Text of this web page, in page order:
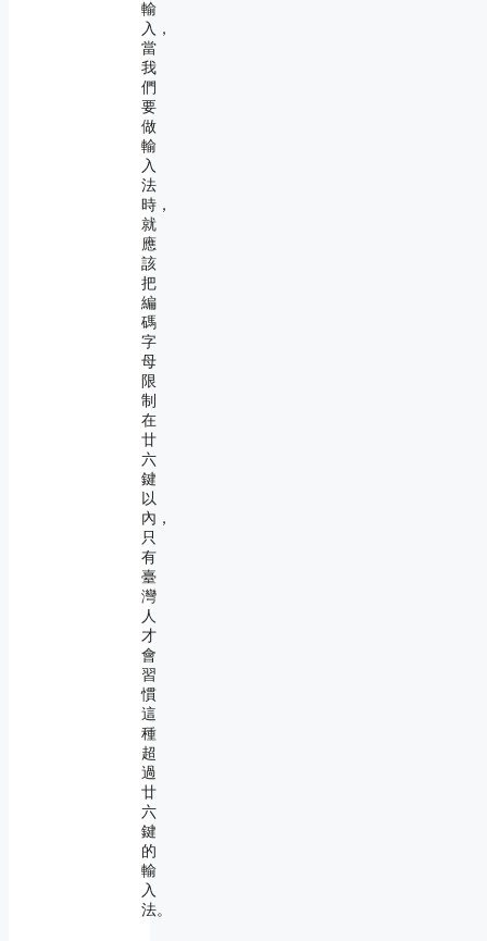
輸
入，
當
我
們
要
做
輸
入
法
時，
就
應
該
把
編
碼
字
母
限
制
在
廿
六
鍵
以
內，
只
有
臺
灣
人
才
會
習
慣
這
種
超
過
廿
六
鍵
的
輸
入
法。